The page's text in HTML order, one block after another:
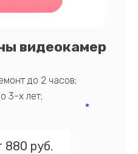
видеокамер
до 2 часов;
3-х лет;
880 руб.